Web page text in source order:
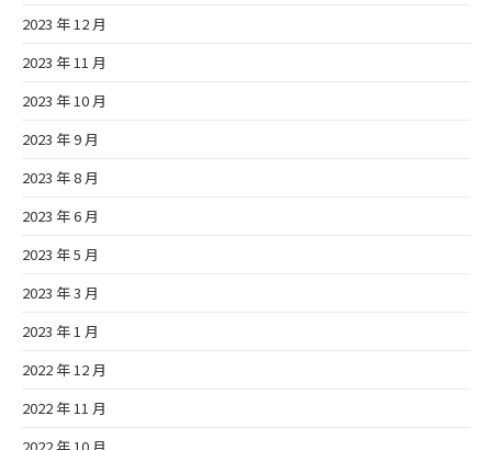
2023 年 12 月
2023 年 11 月
2023 年 10 月
2023 年 9 月
2023 年 8 月
2023 年 6 月
2023 年 5 月
2023 年 3 月
2023 年 1 月
2022 年 12 月
2022 年 11 月